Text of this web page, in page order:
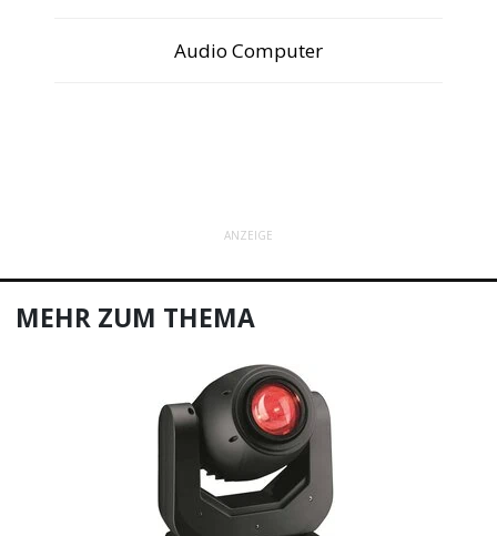
Audio Computer
ANZEIGE
MEHR ZUM THEMA